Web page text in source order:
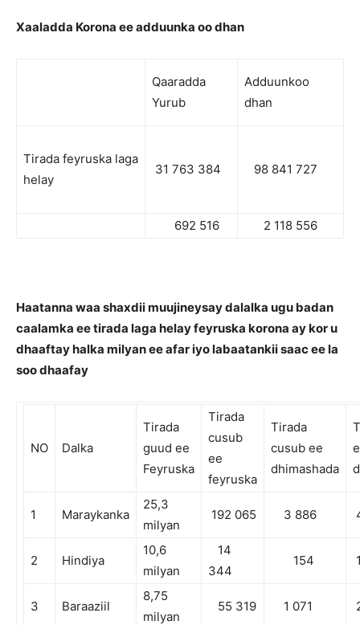
Xaaladda Korona ee adduunka oo dhan
Qaaradda
Yurub
Adduunkoo
dhan
Tirada feyruska laga
helay
31 763 384 98 841 727
692 516 2 118 556
Haatanna waa shaxdii muujineysay dalalka ugu badan
caalamka ee tirada laga helay feyruska korona ay kor u
dhaaftay halka milyan ee afar iyo labaatankii saac ee la
soo dhaafay
NO Dalka
Tirada
guud ee
Feyruska
Tirada
cusub
ee
feyruska
Tirada
cusub ee
dhimashada
1 Maraykanka
25,3
milyan
192 065 3 886
2 Hindiya
10,6
milyan
14
344
154
3 Baraaziil
8,75
milyan
55 319 1 071